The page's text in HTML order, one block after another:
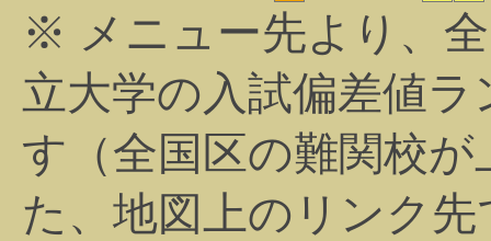
※ メニュー先より、
立大学の入試偏差値
す（全国区の難関校
た、地図上のリンク